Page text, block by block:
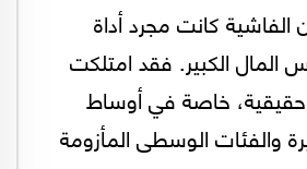
كانت مجرد أداة
المال الكبير. فقد امتلكت
حقيقية، خاصة في أوساط
والفئات الوسطى المأزومة